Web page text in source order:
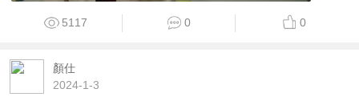
5117 0 0
顏仕
2024-1-3